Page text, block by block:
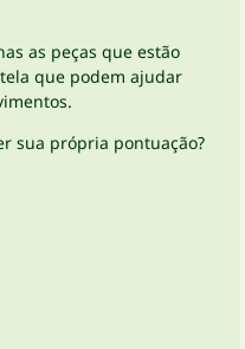
as peças que estão
que podem ajudar
sua própria pontuação?